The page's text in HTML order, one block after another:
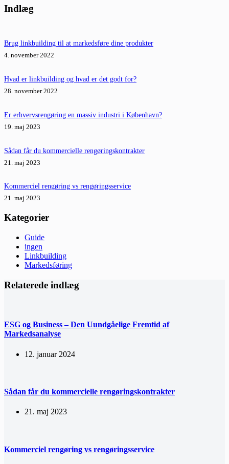
resultater
Indlæg
Brug linkbuilding til at markedsføre dine produkter
4. november 2022
Hvad er linkbuilding og hvad er det godt for?
28. november 2022
Er erhvervsrengøring en massiv industri i København?
19. maj 2023
Sådan får du kommercielle rengøringskontrakter
21. maj 2023
Kommerciel rengøring vs rengøringsservice
21. maj 2023
Kategorier
Guide
ingen
Linkbuilding
Markedsføring
Relaterede indlæg
ESG og Business – Den Uundgåelige Fremtid af
Markedsanalyse
12. januar 2024
Sådan får du kommercielle rengøringskontrakter
21. maj 2023
Kommerciel rengøring vs rengøringsservice